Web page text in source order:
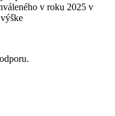
v roku 2025 v